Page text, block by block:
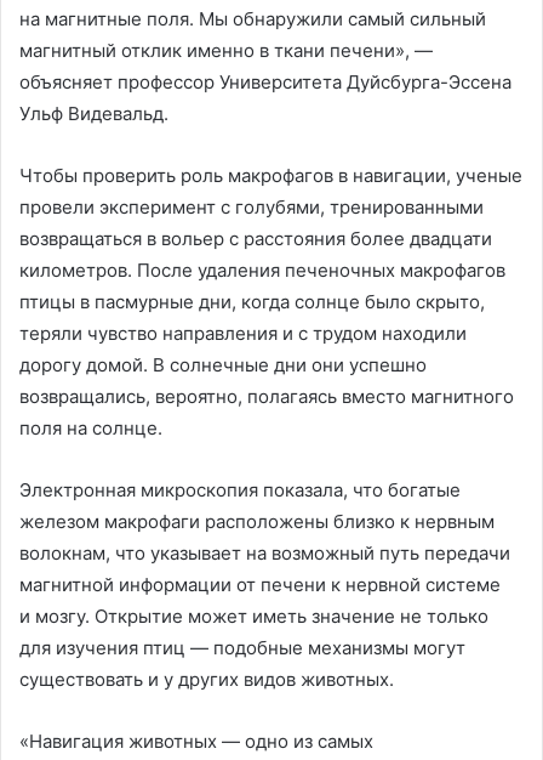
на магнитные поля. Мы обнаружили самый сильный
магнитный отклик именно в ткани печени», —
объясняет профессор Университета Дуйсбурга-Эссена
Ульф Видевальд.
Чтобы проверить роль макрофагов в навигации, ученые
провели эксперимент с голубями, тренированными
возвращаться в вольер с расстояния более двадцати
километров. После удаления печеночных макрофагов
птицы в пасмурные дни, когда солнце было скрыто,
теряли чувство направления и с трудом находили
дорогу домой. В солнечные дни они успешно
возвращались, вероятно, полагаясь вместо магнитного
поля на солнце.
Электронная микроскопия показала, что богатые
железом макрофаги расположены близко к нервным
волокнам, что указывает на возможный путь передачи
магнитной информации от печени к нервной системе
и мозгу. Открытие может иметь значение не только
для изучения птиц — подобные механизмы могут
существовать и у других видов животных.
«Навигация животных — одно из самых